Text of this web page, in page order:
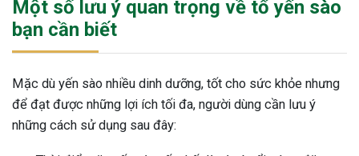
Một số lưu ý quan trọng về tổ yến sào
bạn cần biết
Mặc dù yến sào nhiều dinh dưỡng, tốt cho sức khỏe nhưng
để đạt được những lợi ích tối đa, người dùng cần lưu ý
những cách sử dụng sau đây: